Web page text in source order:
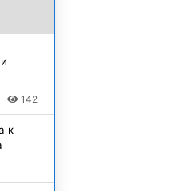
142
к